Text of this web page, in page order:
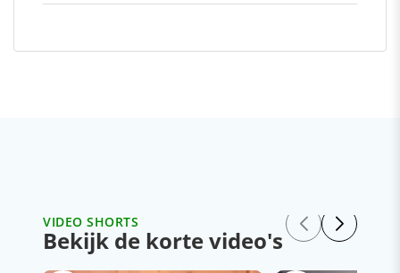
VIDEO SHORTS
Bekijk de korte video's